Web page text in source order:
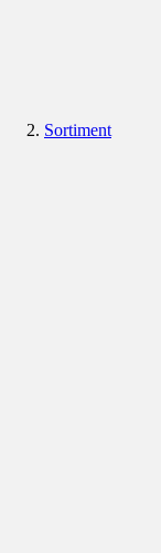
Sortiment